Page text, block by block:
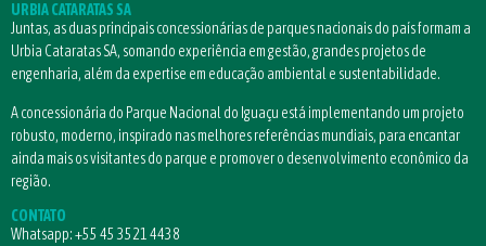
URBIA CATARATAS SA
Juntas, as duas principais concessionárias de parques nacionais do país formam a
Urbia Cataratas SA, somando experiência em gestão, grandes projetos de
engenharia, além da expertise em educação ambiental e sustentabilidade.
A concessionária do Parque Nacional do Iguaçu está implementando um projeto
robusto, moderno, inspirado nas melhores referências mundiais, para encantar
ainda mais os visitantes do parque e promover o desenvolvimento econômico da
região.
CONTATO
Whatsapp:+55 45 3521 4438